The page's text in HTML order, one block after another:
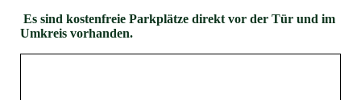
Es sind kostenfreie Parkplätze direkt vor der Tür und im
Umkreis vorhanden.